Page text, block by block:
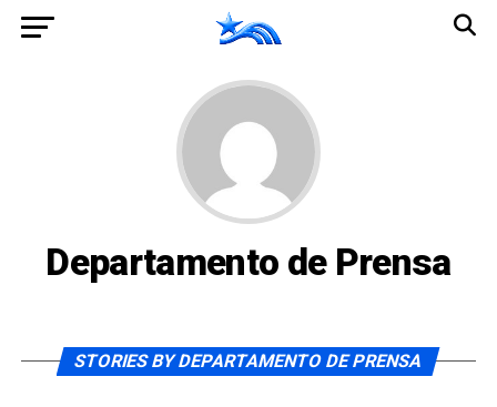
Departamento de Prensa
STORIES BY DEPARTAMENTO DE PRENSA